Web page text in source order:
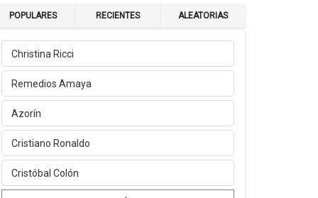
POPULARES RECIENTES ALEATORIAS
Christina Ricci
Remedios Amaya
Azorín
Cristiano Ronaldo
Cristóbal Colón